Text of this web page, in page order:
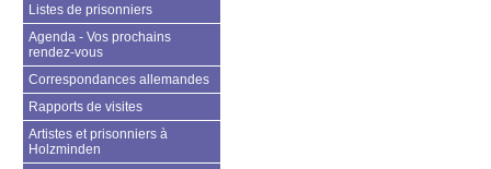
Listes de prisonniers
Agenda - Vos prochains
rendez-vous
Correspondances allemandes
Rapports de visites
Artistes et prisonniers à
Holzminden